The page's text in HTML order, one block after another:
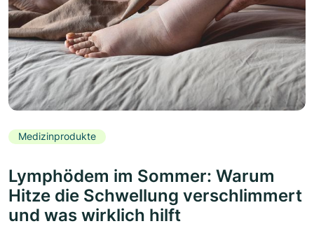
Medizinprodukte
Lymphödem im Sommer: Warum
Hitze die Schwellung verschlimmert
und was wirklich hilft